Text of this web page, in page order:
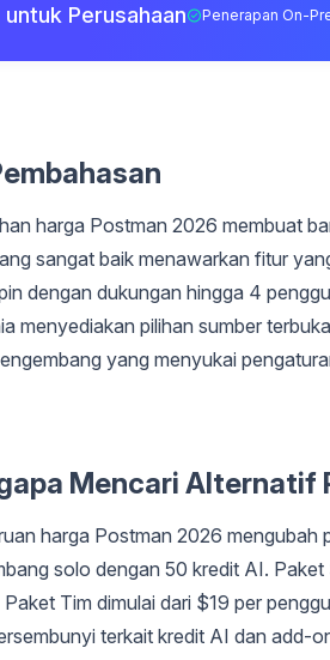
Perusahaan Penerapan On-
harga Postman 2026 membuat
sangat baik menawarkan fitur
dengan dukungan hingga 4
menyediakan pilihan sumber
yang menyukai
Mencari Alternatif
harga Postman 2026 mengubah
solo dengan 50 kredit AI.
Tim dimulai dari $19 per
terkait kredit AI dan add-